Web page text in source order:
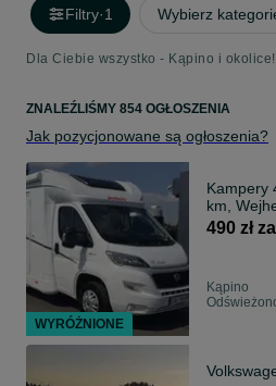
Filtry·1 Wybierz
Dla Ciebie wszystko - Kąpino i okolice!
ZNALEŹLIŚMY 854 OGŁOSZENIA
Jak pozycjonowane są ogłoszenia?
Kampery
km,
490 zł
Kąpino
WYRÓŻNIONE